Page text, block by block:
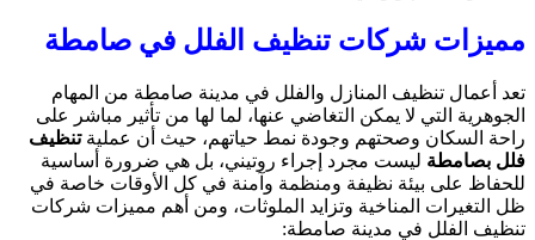
مميزات شركات تنظيف الفلل في صامطة
تعد أعمال تنظيف المنازل والفلل في مدينة صامطة من المهام
الجوهرية التي لا يمكن التغاضي عنها، لما لها من تأثير مباشر على
راحة السكان وصحتهم وجودة نمط حياتهم، حيث أن عمليةتنظيف
فلل بصامطة ليست مجرد إجراء روتيني، بل هي ضرورة أساسية
للحفاظ على بيئة نظيفة ومنظمة وآمنة في كل الأوقات خاصة في
ظل التغيرات المناخية وتزايد الملوثات، ومن أهم مميزات شركات
تنظيف الفلل في مدينة صامطة: